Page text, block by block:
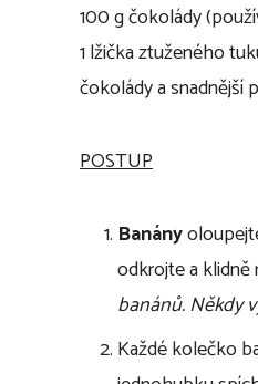
100 g čokolády
1 lžička ztuženého
čokolády a snadnější
POSTUP
Banány
odkrojte a klidně
banánů. Někdy
Každé kolečko